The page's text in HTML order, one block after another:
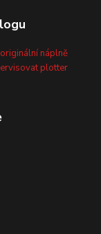
náplně
plotter